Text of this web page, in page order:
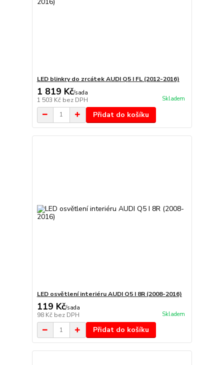
LED blinkry do zrcátek AUDI Q5 I FL (2012-2016)
1 819 Kč/sada
1 503 Kč bez DPH Skladem
Přidat do košíku
LED osvětlení interiéru AUDI Q5 I 8R (2008-2016)
119 Kč/sada
98 Kč bez DPH Skladem
Přidat do košíku